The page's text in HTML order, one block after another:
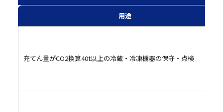
用途
充てん量がCO2換算40t以上の冷蔵・冷凍機器の保守・点検